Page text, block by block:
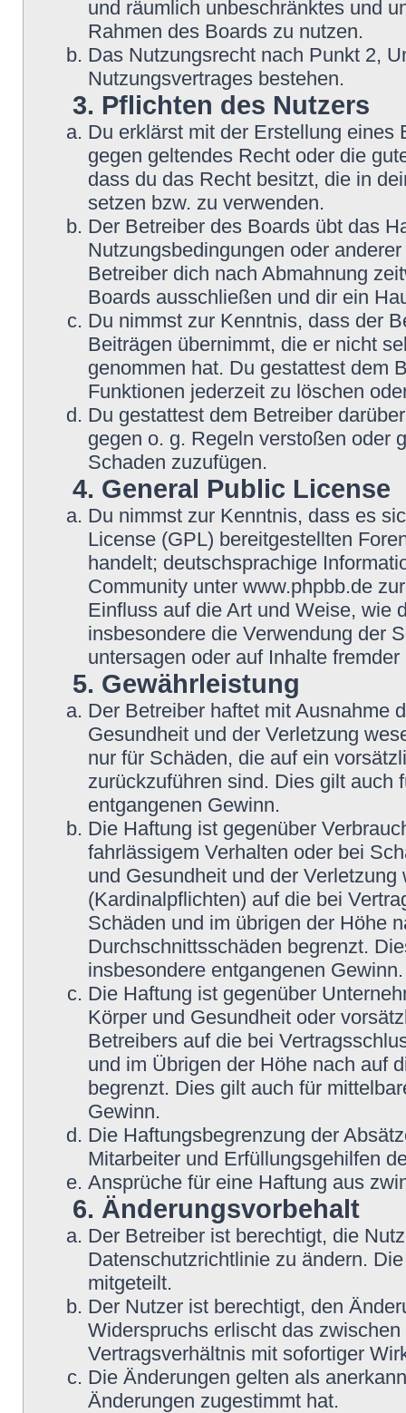
und räumlich unbeschränktes und
Rahmen des Boards zu nutzen.
Das Nutzungsrecht nach Punkt 2,
Nutzungsvertrages bestehen.
3. Pflichten des Nutzers
Du erklärst mit der Erstellung eines
gegen geltendes Recht oder die
dass du das Recht besitzt, die in
setzen bzw. zu verwenden.
Der Betreiber des Boards übt das
Nutzungsbedingungen oder
Betreiber dich nach Abmahnung
Boards ausschließen und dir ein
Du nimmst zur Kenntnis, dass der
Beiträgen übernimmt, die er nicht
genommen hat. Du gestattest dem
Funktionen jederzeit zu löschen
Du gestattest dem Betreiber
gegen o. g. Regeln verstoßen oder
Schaden zuzufügen.
4. General Public License
Du nimmst zur Kenntnis, dass es
License (GPL) bereitgestellten
handelt; deutschsprachige
Community unter www.phpbb.de
Einfluss auf die Art und Weise, wie
insbesondere die Verwendung der
untersagen oder auf Inhalte
5. Gewährleistung
Der Betreiber haftet mit Ausnahme
Gesundheit und der Verletzung
nur für Schäden, die auf ein
zurückzuführen sind. Dies gilt auch
entgangenen Gewinn.
Die Haftung ist gegenüber
fahrlässigem Verhalten oder bei
und Gesundheit und der
(Kardinalpflichten) auf die bei
Schäden und im übrigen der Höhe
Durchschnittsschäden begrenzt.
insbesondere entgangenen Gewinn.
Die Haftung ist gegenüber
Körper und Gesundheit oder
Betreibers auf die bei
und im Übrigen der Höhe nach auf
begrenzt. Dies gilt auch für
Gewinn.
Die Haftungsbegrenzung der
Mitarbeiter und Erfüllungsgehilfen
Ansprüche für eine Haftung aus
6. Änderungsvorbehalt
Der Betreiber ist berechtigt, die
Datenschutzrichtlinie zu ändern.
mitgeteilt.
Der Nutzer ist berechtigt, den
Widerspruchs erlischt das
Vertragsverhältnis mit sofortiger
Die Änderungen gelten als
Änderungen zugestimmt hat.